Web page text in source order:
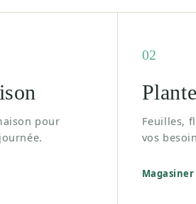
pour
02
Feuilles,
vos
Magasiner